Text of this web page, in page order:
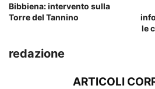
Bibbiena: intervento sulla
Torre del Tannino
le
redazione
ARTICOLI